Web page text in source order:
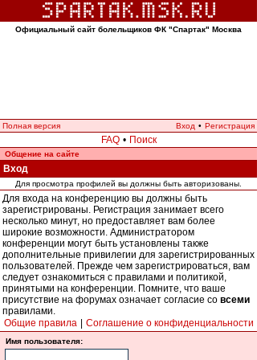
Официальный сайт болельщиков ФК "Спартак" Москва
Полная версия Вход • Регистрация
FAQ • Поиск
Общение на сайте
Вход
Для просмотра профилей вы должны быть авторизованы.
Для входа на конференцию вы должны быть
зарегистрированы. Регистрация занимает всего
несколько минут, но предоставляет вам более
широкие возможности. Администратором
конференции могут быть установлены также
дополнительные привилегии для зарегистрированных
пользователей. Прежде чем зарегистрироваться, вам
следует ознакомиться с правилами и политикой,
принятыми на конференции. Помните, что ваше
присутствие на форумах означает согласие со всеми
правилами.
Общие правила
Соглашение о конфиденциальности
Имя пользователя: